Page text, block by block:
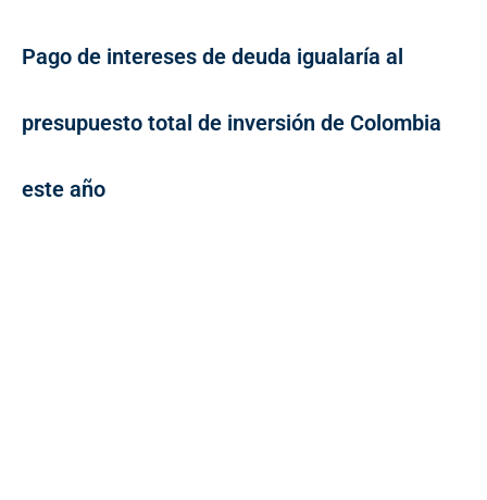
Pago de intereses de deuda igualaría al
presupuesto total de inversión de Colombia
este año